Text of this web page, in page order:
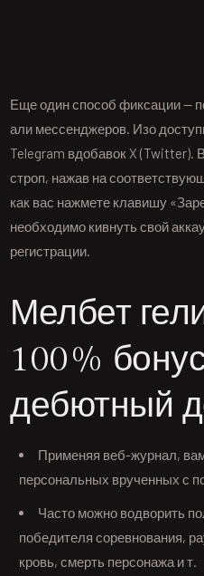
Еще один способ фиксации —
али мессенджеров. Изо
Telegram вдобавок X (Twitter).
строп, нажав на
как вас нажмете клавишу
необходимо кивнуть свой
регистрации.
Мелбет
100%
дебютный
Применяя веб-журнал,
персональных врученных с
Часто можно водворить
победителя соревнования,
кровь, смерть персонажа и т.